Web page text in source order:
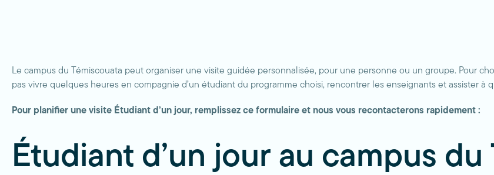
Le campus du Témiscouata peut organiser une visite guidée personnalisée, pour une personne ou un groupe. Pour
pas vivre quelques heures en compagnie d’un étudiant du programme choisi, rencontrer les enseignants et assister à
Pour planifier une visite Étudiant d’un jour, remplissez ce formulaire et nous vous recontacterons rapidement :
Étudiant d’un jour au campus du